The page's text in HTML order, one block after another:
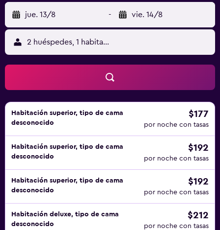
a 22:00 y ofrece una amplia gama de platos caseros,
incluidos platos vegetarianos. La primera comida incluye
un cóctel de bienvenida de Madeira Poncha o un vino de
Madeira. También hay una piscina climatizada al aire libre,
una biblioteca y un bar con chimenea. El hotel dispone de
un ordenador y de conexión WiFi gratuita. Funchal se
encuentra a 28 km del Atrio, mientras que Sao Vicente
está a 14 km. El aeropuerto de Madeira se encuentra a 39
km del establecimiento.
jue. 13/8 - vie. 14/8
2 huéspedes, 1 habitación
Habitación superior, tipo de cama
desconocido
$177
por noche con tasas
Habitación superior, tipo de cama
desconocido
$192
por noche con tasas
Habitación superior, tipo de cama
desconocido
$192
por noche con tasas
Habitación deluxe, tipo de cama
desconocido
$212
por noche con tasas